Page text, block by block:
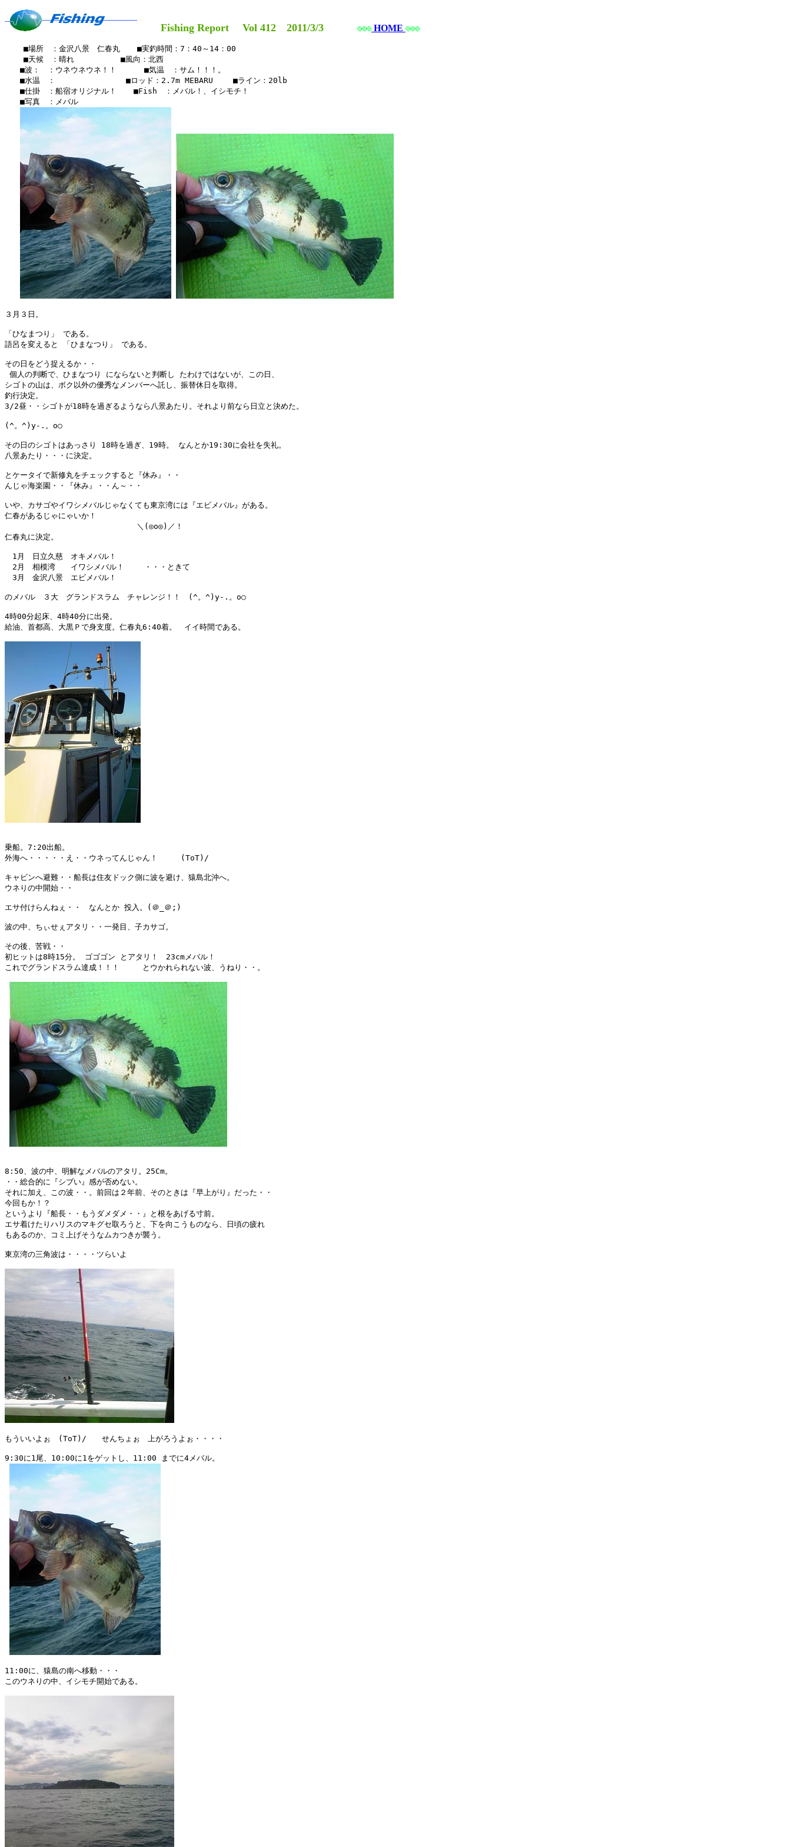
Fishing Report Vol 412 2011/3/3 HOME
    ■場所　：金沢八景　仁春丸　  ■実釣時間：7：40～14：00
    ■天候　：晴れ 　    　　■風向：北西
■波：　：ウネウネウネ！！　　 　■気温　：サム！！！。
■水温　：　　　　　　　  　■ロッド：2.7m MEBARU 　　■ライン：20lb
■仕掛　：船宿オリジナル！　  ■Fish　：メバル！、イシモチ！
■写真　：メバル
３月３日。
「ひなまつり」 である。
語呂を変えると 「ひまなつり」 である。
その日をどう捉えるか・・
個人の判断で、ひまなつり にならないと判断し たわけではないが、この日、
シゴトの山は、ボク以外の優秀なメンバーへ託し、振替休日を取得。
釣行決定。
3/2昼・・シゴトが18時を過ぎるようなら八景あたり。それより前なら日立と決めた。
(^。^)y-.。o○
その日のシゴトはあっさり 18時を過ぎ、19時。 なんとか19:30に会社を失礼。
八景あたり・・・に決定。
とケータイで新修丸をチェックすると『休み』・・
んじゃ海楽園・・『休み』・・ん～・・
いや、カサゴやイワシメバルじゃなくても東京湾には『エビメバル』がある。
仁春があるじゃにゃいか！
                            ＼(◎o◎)／！
仁春丸に決定。
1月　日立久慈　オキメバル！
2月　相模湾　　イワシメバル！　 　・・・ときて
3月　金沢八景　エビメバル！
のメバル　３大　グランドスラム　チャレンジ！！　(^。^)y-.。o○
4時00分起床、4時40分に出発。
給油、首都高、大黒Ｐで身支度。仁春丸6:40着。　イイ時間である。
乗船。7:20出船。
外海へ・・・・・え・・ウネってんじゃん！　　　(ToT)/
キャビンへ避難・・船長は住友ドック側に波を避け、猿島北沖へ。
ウネりの中開始・・
エサ付けらんねぇ・・　なんとか 投入。(＠_＠;)
波の中、ちぃせぇアタリ・・一発目、子カサゴ。
その後、苦戦・・
初ヒットは8時15分。 ゴゴゴン とアタリ！　23cmメバル！
これでグランドスラム達成！！！　　　とウかれられない波、うねり・・。
8:50、波の中、明解なメバルのアタリ。25Cm。
・・総合的に『シブい』感が否めない。
それに加え、この波・・。前回は２年前、そのときは『早上がり』だった・・
今回もか！？
というより『船長・・もうダメダメ・・』と根をあげる寸前。
エサ着けたりハリスのマキグセ取ろうと、下を向こうものなら、日頃の疲れ
もあるのか、コミ上げそうなムカつきが襲う。
東京湾の三角波は・・・・ツらいよ
もういいよぉ　(ToT)/　　せんちょぉ　上がろうよぉ・・・・
9:30に1尾、10:00に1をゲットし、11:00 までに4メバル。
11:00に、猿島の南へ移動・・・
このウネりの中、イシモチ開始である。